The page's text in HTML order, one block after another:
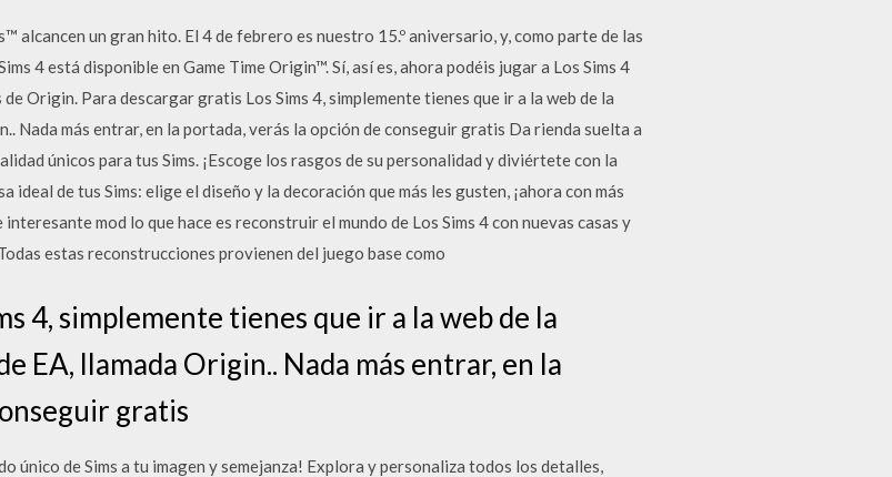
alcancen un gran hito. El 4 de febrero es nuestro 15.º aniversario, y, como parte de las
4 está disponible en Game Time Origin™. Sí, así es, ahora podéis jugar a Los Sims 4
Origin. Para descargar gratis Los Sims 4, simplemente tienes que ir a la web de la
Nada más entrar, en la portada, verás la opción de conseguir gratis Da rienda suelta a
únicos para tus Sims. ¡Escoge los rasgos de su personalidad y diviértete con la
de tus Sims: elige el diseño y la decoración que más les gusten, ¡ahora con más
mod lo que hace es reconstruir el mundo de Los Sims 4 con nuevas casas y
estas reconstrucciones provienen del juego base como
4, simplemente tienes que ir a la web de la
EA, llamada Origin.. Nada más entrar, en la
gratis
único de Sims a tu imagen y semejanza! Explora y personaliza todos los detalles,